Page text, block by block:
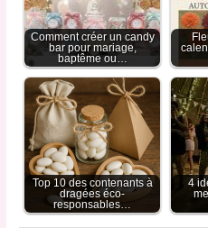
Comment créer un candy
bar pour mariage,
baptême ou…
Top 10 des contenants à
dragées éco-
responsables…
4